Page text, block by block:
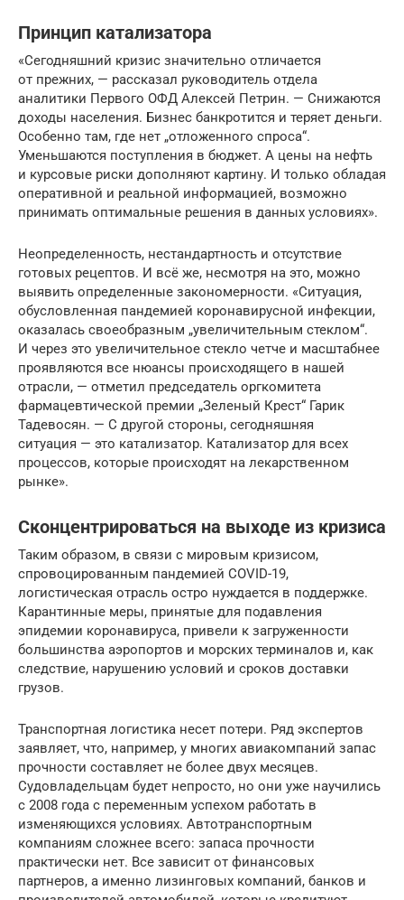
Принцип катализатора
«Сегодняшний кризис значительно отличается
от прежних, — рассказал руководитель отдела
аналитики Первого ОФД Алексей Петрин. — Снижаются
доходы населения. Бизнес банкротится и теряет деньги.
Особенно там, где нет „отложенного спроса“.
Уменьшаются поступления в бюджет. А цены на нефть
и курсовые риски дополняют картину. И только обладая
оперативной и реальной информацией, возможно
принимать оптимальные решения в данных условиях».
Неопределенность, нестандартность и отсутствие
готовых рецептов. И всё же, несмотря на это, можно
выявить определенные закономерности. «Ситуация,
обусловленная пандемией коронавирусной инфекции,
оказалась своеобразным „увеличительным стеклом“.
И через это увеличительное стекло четче и масштабнее
проявляются все нюансы происходящего в нашей
отрасли, — отметил председатель оргкомитета
фармацевтической премии „Зеленый Крест“ Гарик
Тадевосян. — С другой стороны, сегодняшняя
ситуация — это катализатор. Катализатор для всех
процессов, которые происходят на лекарственном
рынке».
Сконцентрироваться на выходе из кризиса
Таким образом, в связи с мировым кризисом,
спровоцированным пандемией COVID-19,
логистическая отрасль остро нуждается в поддержке.
Карантинные меры, принятые для подавления
эпидемии коронавируса, привели к загруженности
большинства аэропортов и морских терминалов и, как
следствие, нарушению условий и сроков доставки
грузов.
Транспортная логистика несет потери. Ряд экспертов
заявляет, что, например, у многих авиакомпаний запас
прочности составляет не более двух месяцев.
Судовладельцам будет непросто, но они уже научились
с 2008 года с переменным успехом работать в
изменяющихся условиях. Автотранспортным
компаниям сложнее всего: запаса прочности
практически нет. Все зависит от финансовых
партнеров, а именно лизинговых компаний, банков и